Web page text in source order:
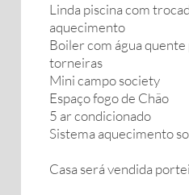
Linda piscina com
aquecimento
Boiler com água
torneiras
Mini campo society
Espaço fogo de Chão
5 ar condicionado
Sistema aquecimento
Casa será vendida